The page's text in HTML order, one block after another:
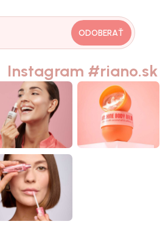
ODOBERAŤ
Instagram #riano.sk